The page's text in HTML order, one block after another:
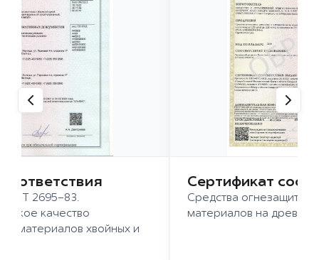
2695-83.
качество
хвойных и
Сертификат
Средства огнезащиты
материалов на